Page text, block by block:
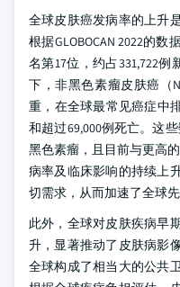
全球皮肤癌发病率的上升
根据GLOBOCAN 2022的
名第17位，约占331,722例
下，非黑色素瘤皮肤癌（
重，在全球最常见癌症中
和超过69,000例死亡。这
黑色素瘤，且目前与更高
病率及临床影响的持续上
切需求，从而加速了全球
此外，全球对皮肤疾病早
升，显著推动了皮肤病影
全球构成了相当大的公共